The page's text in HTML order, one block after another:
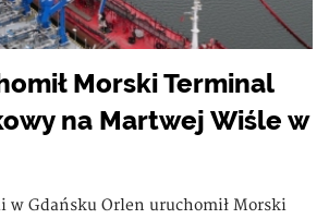
Morski Terminal
na Martwej Wiśle w
Gdańsku Orlen uruchomił Morski